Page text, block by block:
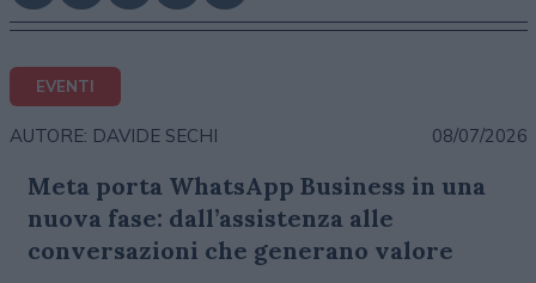
EVENTI
AUTORE: DAVIDE SECHI 08/07/2026
Meta porta WhatsApp Business in una
nuova fase: dall’assistenza alle
conversazioni che generano valore